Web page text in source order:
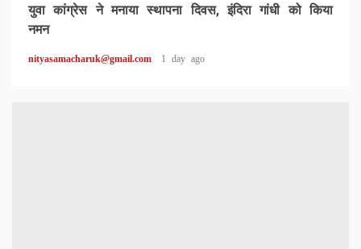
युवा कांग्रेस ने मनाया स्थापना दिवस, इंदिरा गांधी को किया
नमन
nityasamacharuk@gmail.com 1 day ago